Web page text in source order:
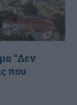
“Δεν
που